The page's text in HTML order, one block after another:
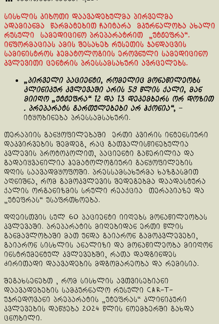
სისხლის კიბოთი დაავადებულმა პირველმა
ადამიანმა წარმატებით ჩაიტარა მკურნალობა ახალი
რუსული სამედიცინო პრეპარატრით „უტჟეფრა“.
ინფორმაციას ამის შესახებ რუსეთის ჯანდაცვის
სამინისტროს ჰემატოლოგიის ეროვნული სამედიცინო
კვლევითი ცენტრის პრესსამსახური ავრცელებს.
„პირველი პაციენტი, რომელიც მონაწილეობს
კლინიკურ კვლევაში არის 59 წლის ქალი, მან
მიიღო „უტჟეფრა“ 12 და 13 დეკემბერს ორ დოზით
. პრეპარატს გართულებები არ ჰქონია“, –
იტყობინება პრესსამსახური.
თერაპიის განყოფილებაში ერთი კვირის ინტენსიური
დაკვირვების შემდეგ, რაც გათვალისწინებულია
კვლევის პროტოკოლით, პაციენტი გაწერილია და
გადაიყვანილია ჰემატოლოგიური განყოფილების
დღის საავადმყოფოში. პრესსამსახურმა ხაზგასმით
აღნიშნა, რომ გამოკვლევის შედეგებმა დაადასტურა
ქალის ორგანიზმის სრული რეაქცია თერაპიაზე და
„უტეფრას“ უსაფრთხოება.
დღეისთვის სულ 60 პაციენტი იიღებს მონაწილეობას
კვლევაში. პრეპარატის მიღებიდან ერთი წლის
განმავლობაში მათ უნდა გაიარონ გამოკვლევები,
გაიარონ სისხლის ანალიზი და მონაწილეობა მიიღონ
ინსტრუმენტულ კვლევებში, რათა დადგინდეს
ძირითადი დაავადების მდგომარეობა და რემისია.
შეგახსენებთ , რომ სისხლის ავთვისებიანი
დაავადებების სამკურნალო რუსული CAR-T-
უჯრედოვანი პრეპარატის „უტეფრას“ კლინიკური
კვლევების დაწყება 2024 წლის ნოემბერში გახდა
ცნობილი.